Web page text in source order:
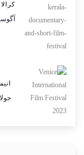
کرالا
آگوست 5,
جولای